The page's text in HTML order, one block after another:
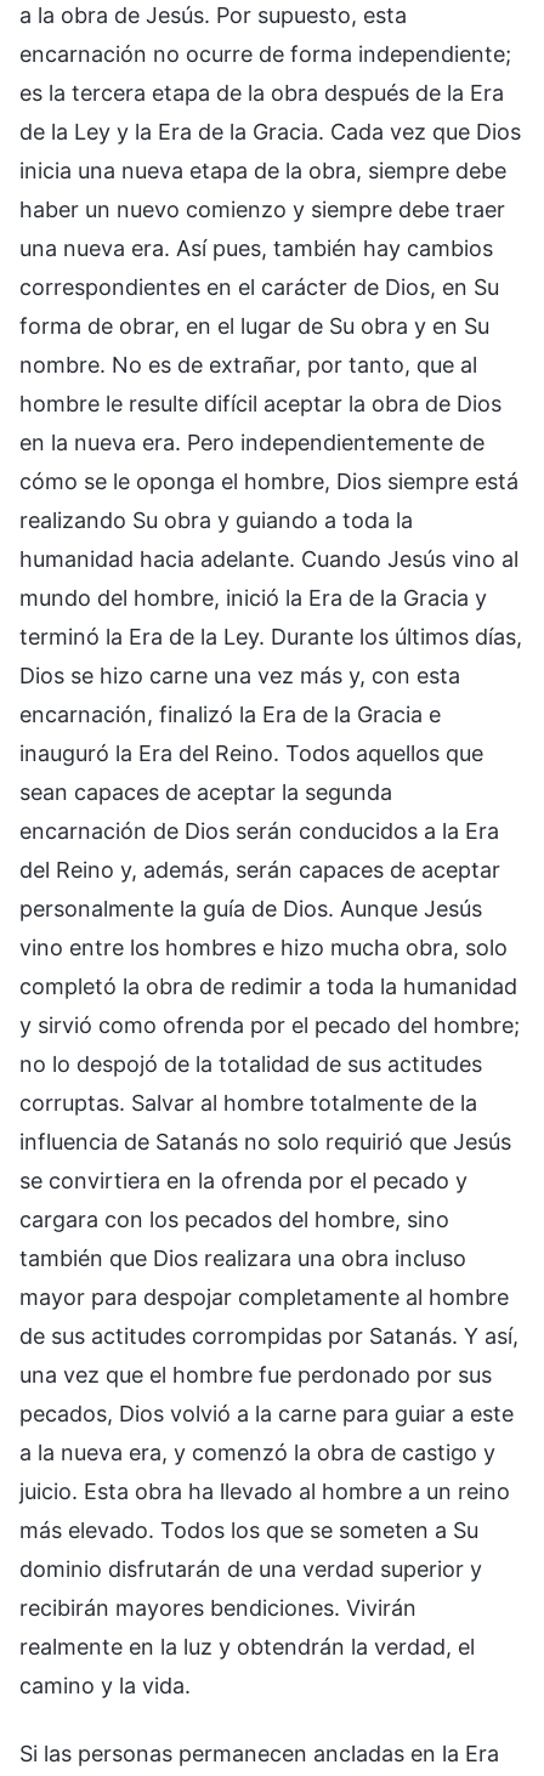
a la obra de Jesús. Por supuesto, esta
encarnación no ocurre de forma independiente;
es la tercera etapa de la obra después de la Era
de la Ley y la Era de la Gracia. Cada vez que Dios
inicia una nueva etapa de la obra, siempre debe
haber un nuevo comienzo y siempre debe traer
una nueva era. Así pues, también hay cambios
correspondientes en el carácter de Dios, en Su
forma de obrar, en el lugar de Su obra y en Su
nombre. No es de extrañar, por tanto, que al
hombre le resulte difícil aceptar la obra de Dios
en la nueva era. Pero independientemente de
cómo se le oponga el hombre, Dios siempre está
realizando Su obra y guiando a toda la
humanidad hacia adelante. Cuando Jesús vino al
mundo del hombre, inició la Era de la Gracia y
terminó la Era de la Ley. Durante los últimos días,
Dios se hizo carne una vez más y, con esta
encarnación, finalizó la Era de la Gracia e
inauguró la Era del Reino. Todos aquellos que
sean capaces de aceptar la segunda
encarnación de Dios serán conducidos a la Era
del Reino y, además, serán capaces de aceptar
personalmente la guía de Dios. Aunque Jesús
vino entre los hombres e hizo mucha obra, solo
completó la obra de redimir a toda la humanidad
y sirvió como ofrenda por el pecado del hombre;
no lo despojó de la totalidad de sus actitudes
corruptas. Salvar al hombre totalmente de la
influencia de Satanás no solo requirió que Jesús
se convirtiera en la ofrenda por el pecado y
cargara con los pecados del hombre, sino
también que Dios realizara una obra incluso
mayor para despojar completamente al hombre
de sus actitudes corrompidas por Satanás. Y así,
una vez que el hombre fue perdonado por sus
pecados, Dios volvió a la carne para guiar a este
a la nueva era, y comenzó la obra de castigo y
juicio. Esta obra ha llevado al hombre a un reino
más elevado. Todos los que se someten a Su
dominio disfrutarán de una verdad superior y
recibirán mayores bendiciones. Vivirán
realmente en la luz y obtendrán la verdad, el
camino y la vida.
Si las personas permanecen ancladas en la Era